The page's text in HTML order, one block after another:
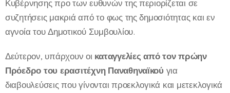
Κυβέρνησης προ των ευθυνών της περιορίζεται σε
συζητήσεις μακριά από το φως της δημοσιότητας και εν
αγνοία του Δημοτικού Συμβουλίου.
Δεύτερον, υπάρχουν οι καταγγελίες από τον πρώην
Πρόεδρο του ερασιτέχνη Παναθηναϊκού για
διαβουλεύσεις που γίνονται προεκλογικά και μετεκλογικά